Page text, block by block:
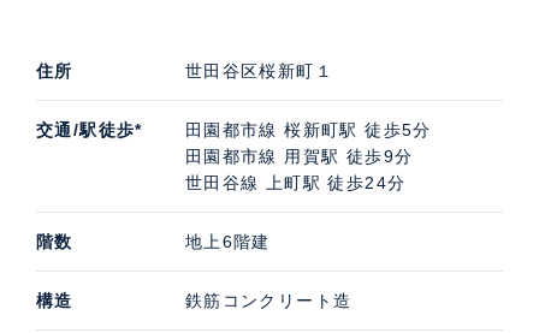
住所 世田谷区桜新町１
交通/駅徒歩*
田園都市線 桜新町駅 徒歩5分
田園都市線 用賀駅 徒歩9分
世田谷線 上町駅 徒歩24分
階数 地上6階建
構造 鉄筋コンクリート造